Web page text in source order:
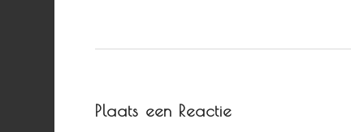
Plaats een Reactie